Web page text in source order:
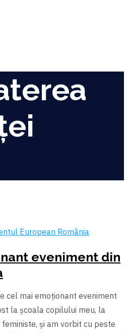
European România
eveniment din
cel mai emoționant eveniment
la şcoala copilului meu, la
şi am vorbit cu peste